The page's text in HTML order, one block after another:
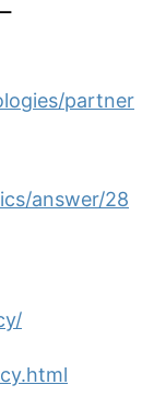
partner
answer/28